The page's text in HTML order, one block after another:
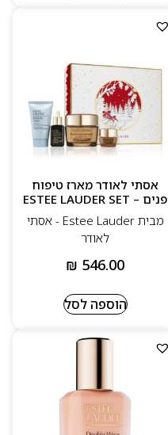
אסתי לאודר מארז טיפוח
פנים – ESTEE LAUDER SET
מבית Estee Lauder - אסתי
לאודר
₪ 546.00
הוספה לסל